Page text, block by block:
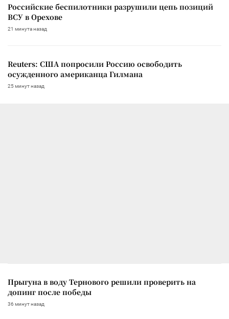
Российские беспилотники разрушили цепь позиций
ВСУ в Орехове
21 минута назад
Reuters: США попросили Россию освободить
осужденного американца Гилмана
25 минут назад
Прыгуна в воду Тернового решили проверить на
допинг после победы
36 минут назад